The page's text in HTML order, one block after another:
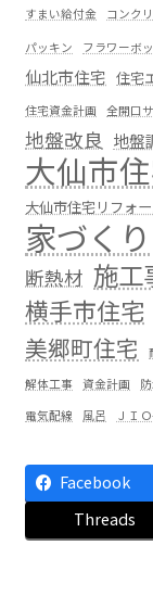
すまい給付金 コンク
パッキン フラワーボ
仙北市住宅 住宅
住宅資金計画
全開口
地盤改良 地盤
大仙市
大仙市住宅リフォ
家づくり
断熱材 施工
横手市住宅
美郷町住宅
解体工事 資金計画
電気配線
風呂 ＪＩ
Facebook
Threads